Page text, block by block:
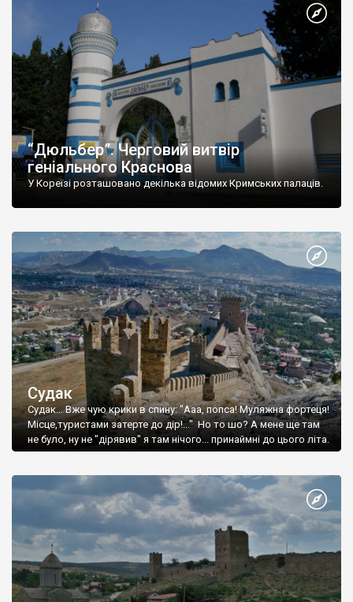
“Дюльбер”. Черговий витвір
геніального Краснова
У Кореїзі розташовано декілька відомих Кримських палаців.
Судак
Судак... Вже чую крики в спину: "Ааа, попса! Муляжна фортеця!
Місце,туристами затерте до дір!..." Но то шо? А мене ще там
не було, ну не "дірявив" я там нічого... принаймні до цього літа.